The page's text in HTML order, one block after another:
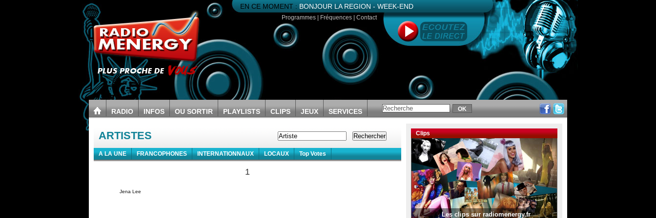
EN CE MOMENT : BONJOUR LA REGION - WEEK-END
Programmes Fréquences Contact
RADIO INFOS OU SORTIR PLAYLISTS CLIPS JEUX SERVICES
ARTISTES
A LA UNE FRANCOPHONES INTERNATIONNAUX LOCAUX Top Votes
1
Jena Lee
Clips
Les clips sur radiomenergy.fr